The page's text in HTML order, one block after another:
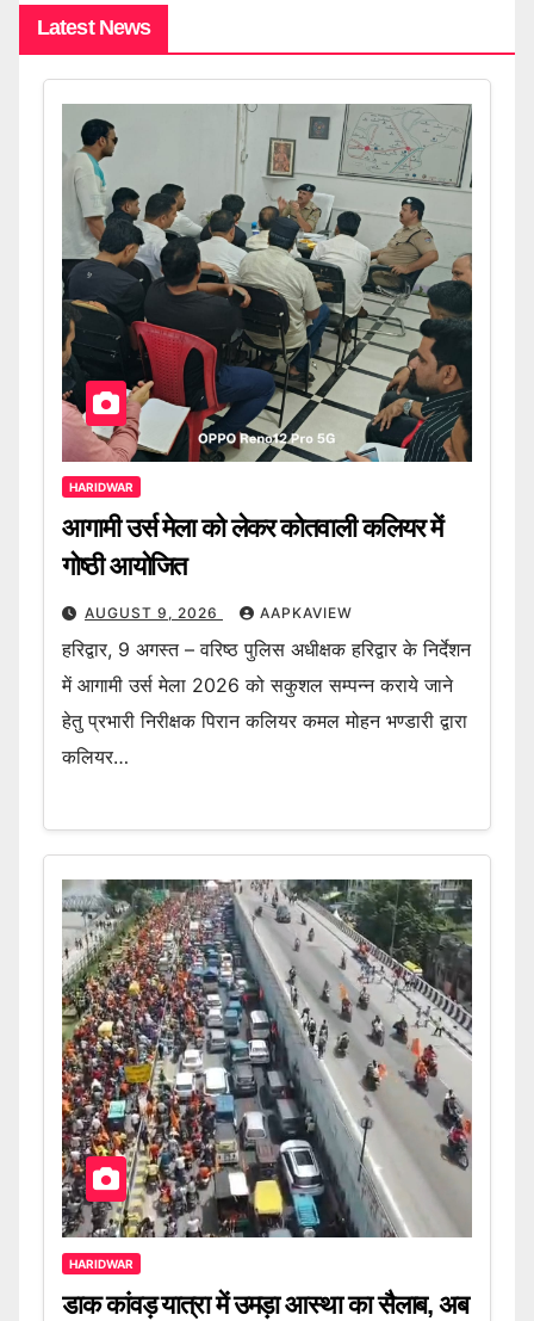
Latest News
HARIDWAR
आगामी उर्स मेला को लेकर कोतवाली कलियर में
गोष्ठी आयोजित
AUGUST 9, 2026 AAPKAVIEW
हरिद्वार, 9 अगस्त – वरिष्ठ पुलिस अधीक्षक हरिद्वार के निर्देशन
में आगामी उर्स मेला 2026 को सकुशल सम्पन्न कराये जाने
हेतु प्रभारी निरीक्षक पिरान कलियर कमल मोहन भण्डारी द्वारा
कलियर…
HARIDWAR
डाक कांवड़ यात्रा में उमड़ा आस्था का सैलाब, अब